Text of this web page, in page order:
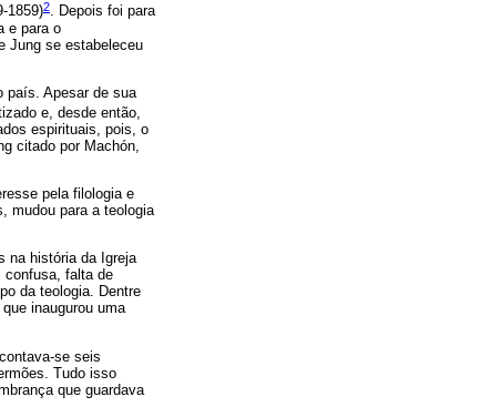
1859)2. Depois foi para
e para o
Jung se estabeleceu
país. Apesar de sua
e, desde então,
espirituais, pois, o
citado por Machón,
pela filologia e
mudou para a teologia
na história da Igreja
confusa, falta de
da teologia. Dentre
inaugurou uma
se seis
Tudo isso
que guardava